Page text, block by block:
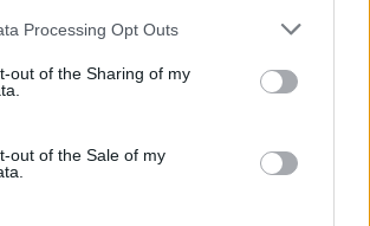
Processing Opt Outs
out of the Sharing of my
out of the Sale of my